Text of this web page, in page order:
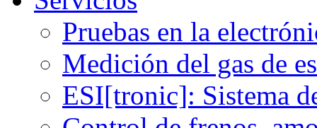
Pruebas en la
Medición del gas de
ESI[tronic]: Sistema